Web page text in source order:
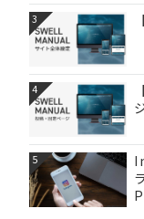
3
4
5